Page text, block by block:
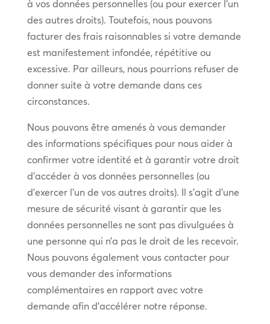
à vos données personnelles (ou pour exercer l’un
des autres droits). Toutefois, nous pouvons
facturer des frais raisonnables si votre demande
est manifestement infondée, répétitive ou
excessive. Par ailleurs, nous pourrions refuser de
donner suite à votre demande dans ces
circonstances.
Nous pouvons être amenés à vous demander
des informations spécifiques pour nous aider à
confirmer votre identité et à garantir votre droit
d’accéder à vos données personnelles (ou
d’exercer l’un de vos autres droits). Il s’agit d’une
mesure de sécurité visant à garantir que les
données personnelles ne sont pas divulguées à
une personne qui n’a pas le droit de les recevoir.
Nous pouvons également vous contacter pour
vous demander des informations
complémentaires en rapport avec votre
demande afin d’accélérer notre réponse.